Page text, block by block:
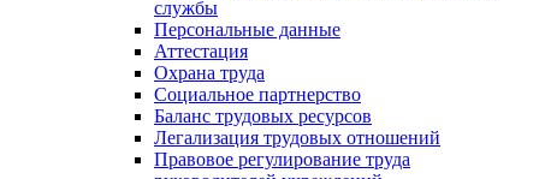
службы
Персональные данные
Аттестация
Охрана труда
Социальное партнерство
Баланс трудовых ресурсов
Легализация трудовых отношений
Правовое регулирование труда